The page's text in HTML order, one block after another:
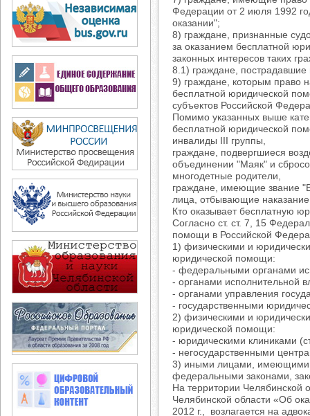
Федерации от 2 июля 1992
оказании";
8) граждане, признанные
за оказанием бесплатной
законных интересов таких
8.1) граждане, пострадавшие
9) граждане, которым право
бесплатной юридической
субъектов Российской
Помимо указанных выше
бесплатной юридической
инвалиды III группы,
граждане, подвергшиеся
объединении "Маяк" и
многодетные родители,
граждане, имеющие звание
лица, отбывающие
Кто оказывает бесплатную
Согласно ст. ст. 7, 15
помощи в Российской
1) физическими и
юридической помощи:
- федеральными органами
- органами исполнительной
- органами управления
- государственными
2) физическими и
юридической помощи:
- юридическими клиниками
- негосударственными
3) иными лицами, имеющими
федеральными законами,
На территории Челябинской
Челябинской области «Об
2012 г., возлагается на